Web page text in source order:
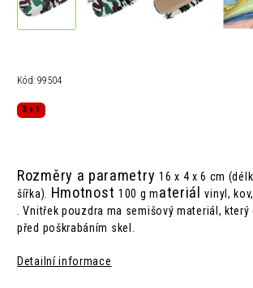
Kód: 99504
3 + 1
Rozměry a parametry 16 x 4 x 6 cm
šířka). Hmotnost 100 g materiálvinyl,
.Vnitřek pouzdra ma semišový materiál, který
před poškrabáním skel.
Detailní informace